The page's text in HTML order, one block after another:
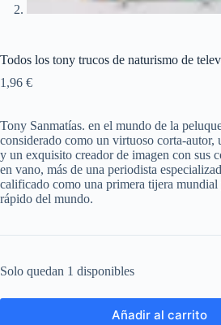
Todos los tony trucos de naturismo de
1,96 €
Tony Sanmatías. en el mundo de la
considerado como un virtuoso corta-autor,
y un exquisito creador de imagen con sus
en vano, más de una periodista
calificado como una primera tijera mundial
rápido del mundo.
Solo quedan 1 disponibles
Añadir al carrito